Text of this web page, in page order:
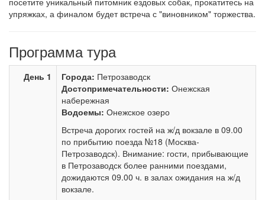
упряжках, а финалом будет встреча с "виновником" торжества.
Программа тура
День 1 Города: Петрозаводск
Достопримечательности: Онежская
набережная
Водоемы: Онежское озеро
Встреча дорогих гостей на ж/д вокзале в 09.00
по прибытию поезда №18 (Москва-
Петрозаводск). Внимание: гости, прибывающие
в Петрозаводск более ранними поездами,
дожидаются 09.00 ч. в залах ожидания на ж/д
вокзале.